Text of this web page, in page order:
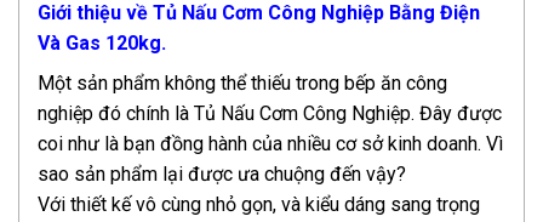
Giới thiệu về Tủ Nấu Cơm Công Nghiệp Bằng Điện
Và Gas 120kg.
Một sản phẩm không thể thiếu trong bếp ăn công
nghiệp đó chính là Tủ Nấu Cơm Công Nghiệp. Đây được
coi như là bạn đồng hành của nhiều cơ sở kinh doanh. Vì
sao sản phẩm lại được ưa chuộng đến vậy?
Với thiết kế vô cùng nhỏ gọn, và kiểu dáng sang trọng